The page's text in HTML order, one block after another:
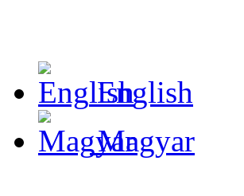
English
Magyar